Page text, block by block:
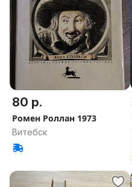
80 р.
Ромен Роллан 1973
Витебск